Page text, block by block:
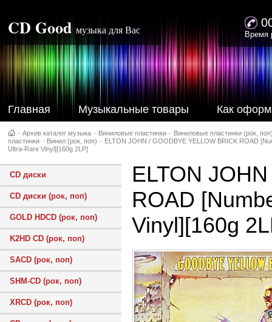
CD Good музыка для Вас Время
Главная Музыкальные товары Как
– Архив каталог музыка – Виниловые пластинки – Виниловые пластинки (рок,
пластинки – Винил (рок, поп) – ELTON JOHN / GOODBYE YELLOW BRICK ROAD
Ultra-Rare Vinyl][160g 2LP]
CD диски
CD диски (рок, поп)
GOLD HDCD (рок, поп)
K2HD CD (рок, поп)
SACD (рок, поп)
SHM-CD (рок, поп)
XRCD (рок, поп)
ELTON
ROAD
Vinyl][160g